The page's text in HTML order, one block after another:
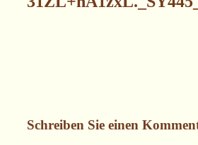
Schreiben Sie einen